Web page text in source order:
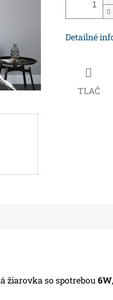
Detailné
TLAČ
žiarovka so spotrebou 6W,